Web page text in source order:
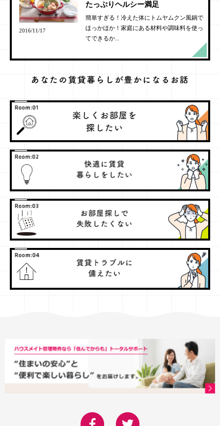
2016/11/17
たっぷりヘルシー満足
簡単すぎる！冷えた体にトムヤムクン風鍋で
ほっかほか！家庭にある材料や調味料を使っ
てできるか...